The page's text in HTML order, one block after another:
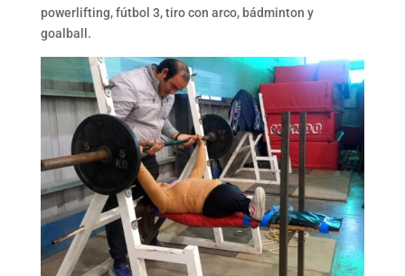
powerlifting, fútbol 3, tiro con arco, bádminton y
goalball.